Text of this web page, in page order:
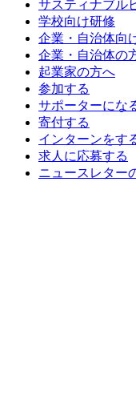
サスティナブル
学校向け研修
企業・自治体向
企業・自治体の
起業家の方へ
参加する
サポーターにな
寄付する
インターンをす
求人に応募する
ニュースレター